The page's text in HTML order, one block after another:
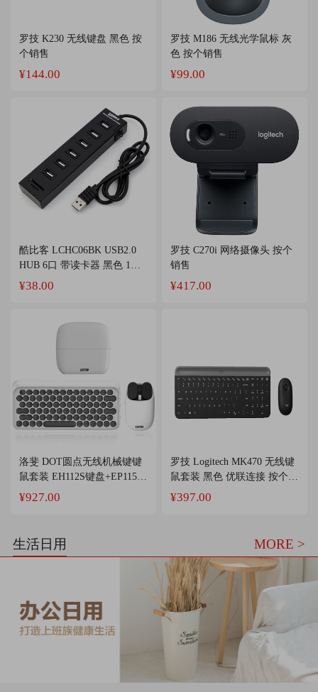
罗技 K230 无线键盘 黑色 按
个销售
¥144.00
罗技 M186 无线光学鼠标 灰
色 按个销售
¥99.00
酷比客 LCHC06BK USB2.0
HUB 6口 带读卡器 黑色 1个/
袋 适用于U盘，读卡器，USB
卡等设备 按个销售
¥38.00
罗技 C270i 网络摄像头 按个
销售
¥417.00
洛斐 DOT圆点无线机械键键
鼠套装 EH112S键盘+EP115鼠
标+OE101拓展坞套装 白色
¥927.00
罗技 Logitech MK470 无线键
鼠套装 黑色 优联连接 按个销
售
¥397.00
生活日用 MORE >